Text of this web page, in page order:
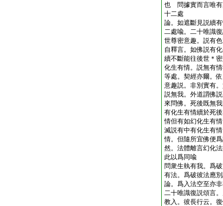
也 問據實而言唯有
十二處
論。如遮斷見説續
二處喩。二十唯識
世尊密意趣。説有
自釋言。如佛説有
續不斷能往後世＊
化生有情。説無有
等處。契經亦爾。
意趣説。非別實有
説無我。外道謂佛
來問佛。死後既無
有化生有情續於死
情但有如幻化生有
滅説有中有化生有
情。但隨所宜佛便
然。法體離言幻化
此以爲同喩
問衆生執有我。爲
有法。爲破彼法應
論。爲入法空至亦
二十唯識復説頌言
教入。彼長行云。